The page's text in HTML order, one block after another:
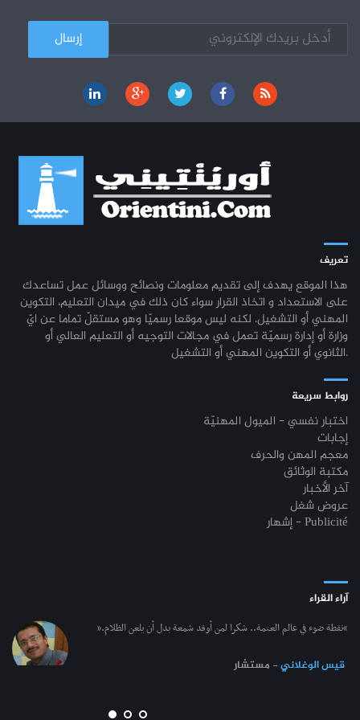
تعريف
هذا الموقع يهدف إلى تقديم معلومات ونصائح ووسائل عمل تساعدك
على الاستعداد و اتخاذ القرار سواء كان ذلك في ميدان التعليم، التكوين
المهني أو التشغيل. لكنه ليس موقعا رسميّا وهو مستقلّ تماما عن ايّ
وزارة أو إدارة رسميّة تعمل في مجالات التوجيه أو التعليم العالي أو
الثانوي أو التكوين المهني أو التشغيل.
روابط سريعة
اختبار نفسي - الميول المهنيّة
إجابات
معجم المهن والحرف
مكتبة الوثائق
آخر الأخبار
عروض شغل
إشهار - Publicité
آراء القراء
“نقطة ضوء في عالم العتمة.. شكرا لمن أوقد شمعة بدل أن يلعن الظلام.”
قيس الوغلاني- مستشار